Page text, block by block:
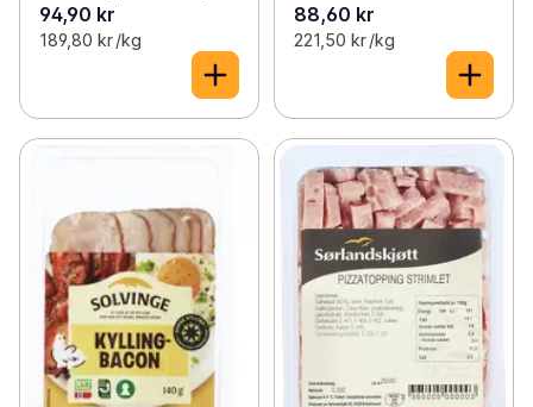
94,90 kr
189,80 kr /kg
88,60 kr
221,50 kr /kg